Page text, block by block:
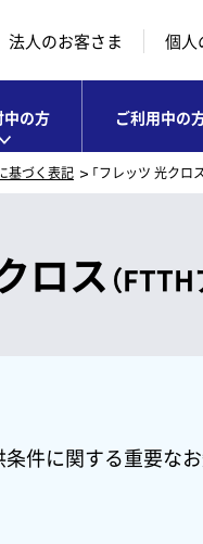
法人のお客さま 個人
中の方 ご利用中の
基づく表記 「フレッツ 光クロ
ロス （
件に関する重要な